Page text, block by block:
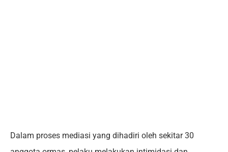
Dalam proses mediasi yang dihadiri oleh sekitar 30